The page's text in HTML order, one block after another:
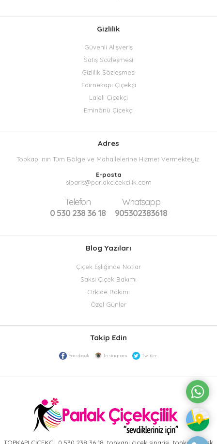
Gizlilik
Güvenli Alışveriş
Satış Sözleşmesi
Gizlilik Sözleşmesi
Edirnekapı Çiçekçi
Laleli Çiçekçi
Eminönü Çiçekçi
Adres
Topkapı nın Tüm Bölge ve Mahallelerine Hizmet Vermekteyiz.
E-posta
siparis@parlakcicekcilik.com
Telefon
0 530 238 36 18
Whatsapp
905302383618
Blog Yazıları
Çiçek Eşliğinde Notlar
Saksı Çiçek Bakımı
Orkide Bakımı
Özel Günler
Takip Edin
Facebook Instagram Twitter